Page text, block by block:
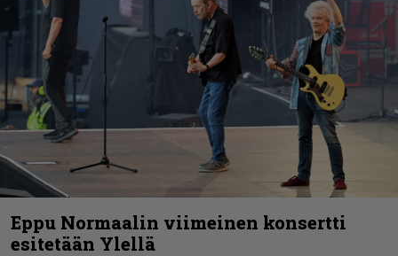
Eppu Normaalin viimeinen konsertti
esitetään Ylellä